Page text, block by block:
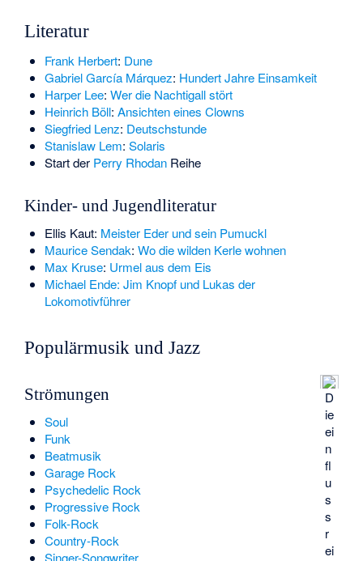
Literatur
Frank Herbert: Dune
Gabriel García Márquez: Hundert Jahre Einsamkeit
Harper Lee: Wer die Nachtigall stört
Heinrich Böll: Ansichten eines Clowns
Siegfried Lenz: Deutschstunde
Stanislaw Lem: Solaris
Start der Perry RhodanReihe
Kinder- und Jugendliteratur
Ellis Kaut: Meister Eder und sein Pumuckl
Maurice Sendak: Wo die wilden Kerle wohnen
Max Kruse: Urmel aus dem Eis
Michael Ende: Jim Knopf und Lukas der
Lokomotivführer
Populärmusik und Jazz
D
ie
ei
n
fl
u
s
s
r
ei
Strömungen
Soul
Funk
Beatmusik
Garage Rock
Psychedelic Rock
Progressive Rock
Folk-Rock
Country-Rock